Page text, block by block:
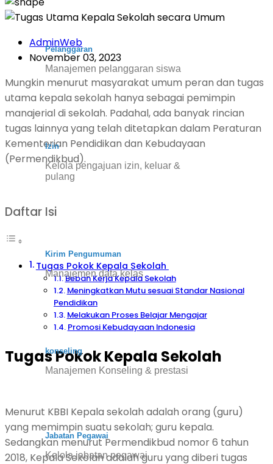
Pelanggaran
Manajemen pelanggaran siswa
Izin
Kelola pengajuan izin, keluar &
pulang
Kirim Pengumuman
Manajemen data kelas
konseling
Manajemen Konseling & prestasi
Jabatan Pegawai
Kelola jabatan pegawai
AdminWeb
November 03, 2023
Mungkin menurut masyarakat umum peran dan tugas
utama kepala sekolah hanya sebagai pemimpin
manajerial di sekolah. Padahal, ada banyak rincian
tugas lainnya yang telah ditetapkan dalam Peraturan
Kementerian Pendidikan dan Kebudayaan
(Permendikbud).
Daftar Isi
Tugas Pokok Kepala Sekolah
Beban Kerja Kepala Sekolah
Meningkatkan Mutu sesuai Standar Nasional
Pendidikan
Melakukan Proses Belajar Mengajar
Promosi Kebudayaan Indonesia
Tugas Pokok Kepala Sekolah
Menurut KBBI Kepala sekolah adalah orang (guru)
yang memimpin suatu sekolah; guru kepala.
Sedangkan menurut Permendikbud nomor 6 tahun
2018, Kepala Sekolah adalah guru yang diberi tugas